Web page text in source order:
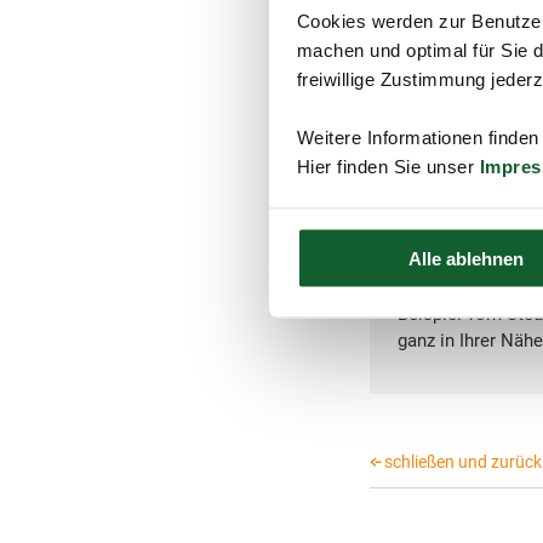
Cookies werden zur
machen und optimal für Sie
freiwillige Zustimmung
Weitere Informationen
Hier finden Sie unser
Alle ablehnen
Unverändert bleibt
Besteuerung,
Jahre verteilt hätten,
Lassen Sie sich
Beispiel vom
ganz in Ihrer
schließen und